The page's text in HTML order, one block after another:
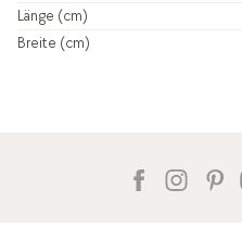
Länge (cm)
Breite (cm)